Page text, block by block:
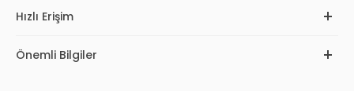
Hızlı Erişim
Önemli Bilgiler